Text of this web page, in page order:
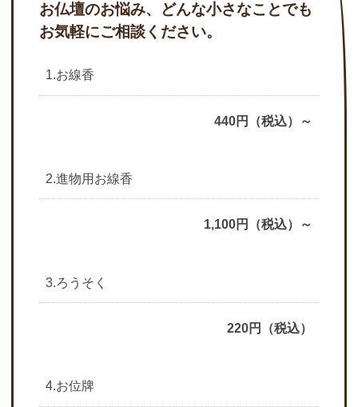
お仏壇のお悩み、どんな小さなことでも
お気軽にご相談ください。
1.お線香
440円（税込）～
2.進物用お線香
1,100円（税込）～
3.ろうそく
220円（税込）
4.お位牌